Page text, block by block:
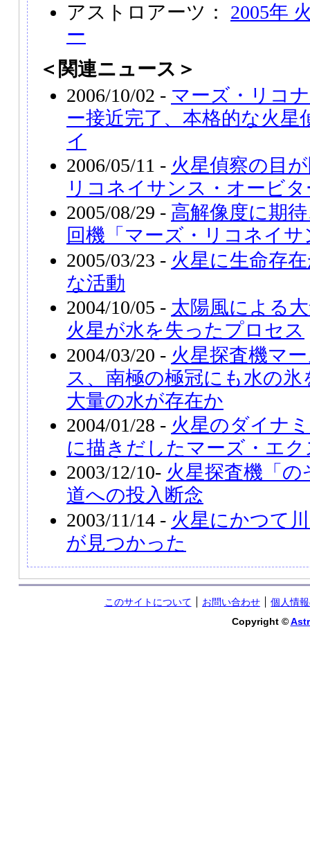
アストロアーツ： 2005年
ー
＜関連ニュース＞
2006/10/02 - マーズ・リコ
ー接近完了、本格的な火星
イ
2006/05/11 - 火星偵察の目
リコネイサンス・オービ
2005/08/29 - 高解像度に期
回機「マーズ・リコネイ
2005/03/23 - 火星に生命存
な活動
2004/10/05 - 太陽風による
火星が水を失ったプロセス
2004/03/20 - 火星探査機マ
ス、南極の極冠にも水の
大量の水が存在か
2004/01/28 - 火星のダイナ
に描きだしたマーズ・エ
2003/12/10- 火星探査機「
道への投入断念
2003/11/14 - 火星にかつて
が見つかった
このサイトについて お問い合わせ
個人情
Copyright ©